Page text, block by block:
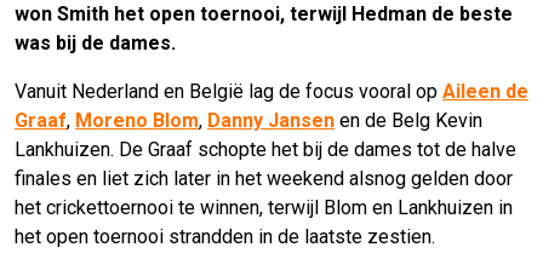
won Smith het open toernooi, terwijl Hedman de beste
was bij de dames.
Vanuit Nederland en België lag de focus vooral op Aileen de
Graaf, Moreno Blom, Danny Jansen en de Belg Kevin
Lankhuizen. De Graaf schopte het bij de dames tot de halve
finales en liet zich later in het weekend alsnog gelden door
het crickettoernooi te winnen, terwijl Blom en Lankhuizen in
het open toernooi strandden in de laatste zestien.